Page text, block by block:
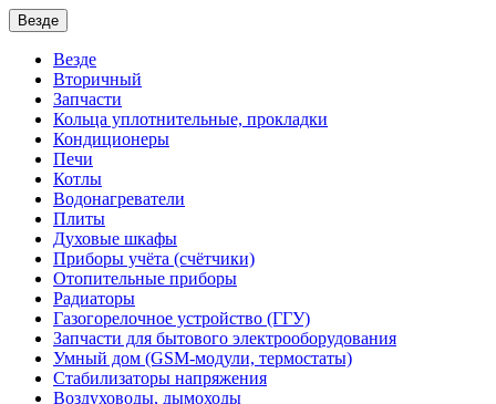
Везде
Везде
Вторичный
Запчасти
Кольца уплотнительные, прокладки
Кондиционеры
Печи
Котлы
Водонагреватели
Плиты
Духовые шкафы
Приборы учёта (счётчики)
Отопительные приборы
Радиаторы
Газогорелочное устройство (ГГУ)
Запчасти для бытового электрооборудования
Умный дом (GSM-модули, термостаты)
Cтабилизаторы напряжения
Воздуховоды, дымоходы